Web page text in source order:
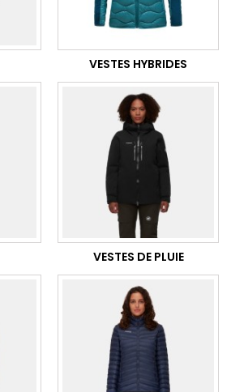
VESTES HYBRIDES
VESTES DE PLUIE